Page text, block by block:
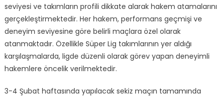
seviyesi ve takımların profili dikkate alarak hakem atamalarını
gerçekleştirmektedir. Her hakem, performans geçmişi ve
deneyim seviyesine göre belirli maçlara özel olarak
atanmaktadır. Özellikle Süper Lig takımlarının yer aldığı
karşılaşmalarda, ligde düzenli olarak görev yapan deneyimli
hakemlere öncelik verilmektedir.
3-4 Şubat haftasında yapılacak sekiz maçın tamamında